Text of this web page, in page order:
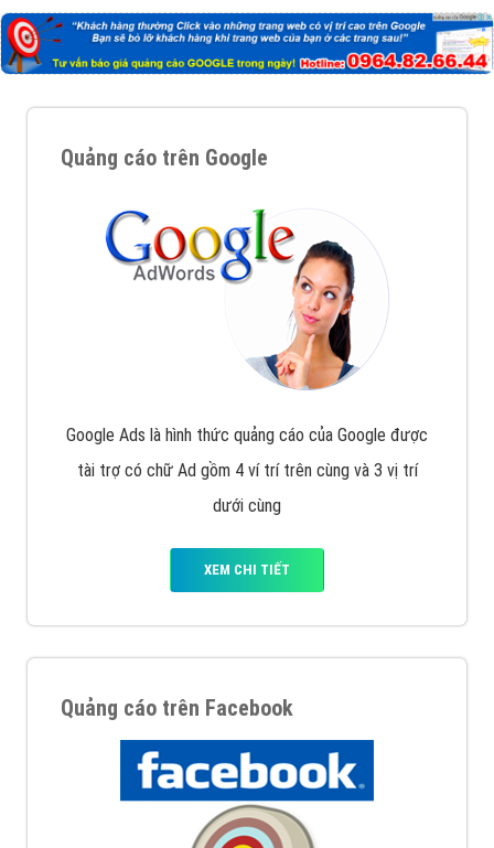
Quảng cáo trên Google
Google Ads là hình thức quảng cáo của Google được
tài trợ có chữ Ad gồm 4 ví trí trên cùng và 3 vị trí
dưới cùng
XEM CHI TIẾT
Quảng cáo trên Facebook